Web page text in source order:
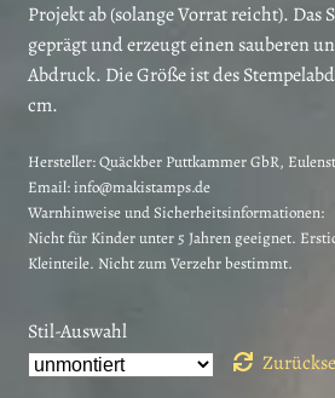
Projekt ab (solange Vorrat reicht).
geprägt und erzeugt einen sauberen
Abdruck. Die Größe ist des
cm.
Hersteller:Quäckber Puttkammer GbR,
Email: info@makistamps.de
Warnhinweise und Sicherheitsinformationen:
Nicht für Kinder unter 5 Jahren geeignet.
Kleinteile. Nicht zum Verzehr bestimmt.
Stil-Auswahl